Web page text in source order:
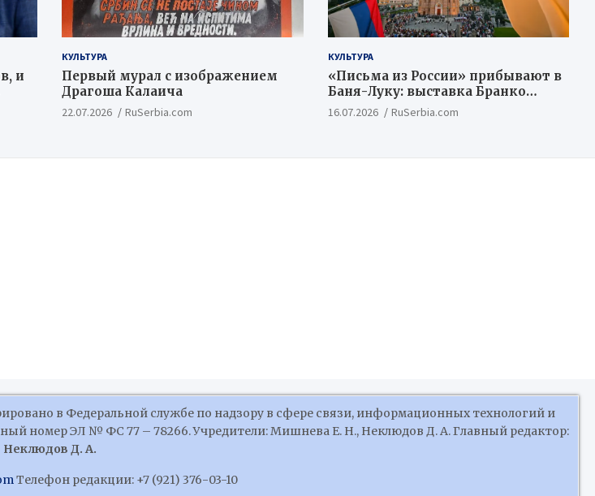
и
КУЛЬТУРА
Первый мурал с изображением
Драгоша Калаича
22.07.2026 RuSerbia.com
КУЛЬТУРА
«Письма из России» прибывают в
Баня-Луку: выставка Бранко
Недимовича объединяет
шестерых художников из
16.07.2026 RuSerbia.com
в Федеральной службе по надзору в сфере связи, информационных технологий и
номер ЭЛ № ФС 77 – 78266. Учредители: Мишнева Е. Н., Неклюдов Д. А. Главный редактор:
Неклюдов Д. А.
Телефон редакции: +7 (921) 376-03-10